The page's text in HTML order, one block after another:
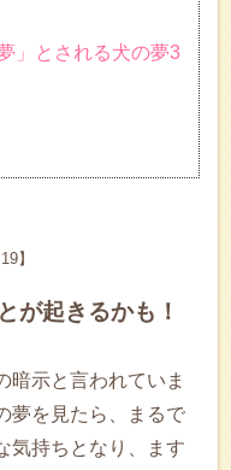
」とされる犬の夢3
】
が起きるかも！
暗示と言われていま
夢を見たら、まるで
気持ちとなり、ます